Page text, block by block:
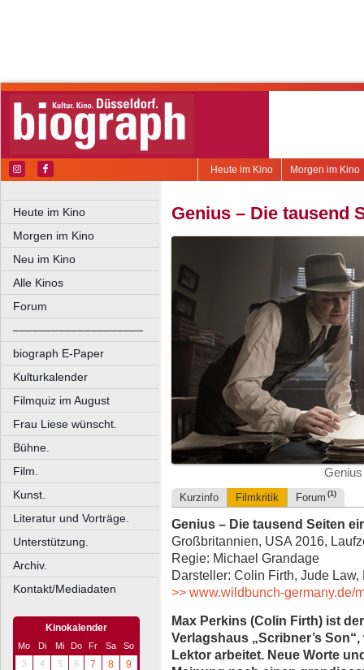
Morgen im Kino
Heute im Kino
Heute im Kino
Morgen im Kino
Neu im Kino
Alle Kinos
Forum
––––––––––––––––––––
biograph E-Paper
Kulturkalender
Filmquiz im August
Frau Liese wünscht.
Bühne.
Film.
Kunst.
Literatur und Vorträge.
Unterstützung.
Archiv.
Kontakt/Mediadaten
Kinokalender
Mo Di Mi Do Fr Sa
So
3
4 5 6 7 8
9
Genius – Die tausend
Kurzinfo Filmkritik Forum (1)
Genius – Die tausend Seiten
Großbritannien, USA 2016,
Regie: Michael Grandage
Darsteller: Colin Firth, Jude
>> www.wildbunch-germany.de/
Max Perkins (Colin Firth) ist
Verlagshaus „Scribner’s
Lektor arbeitet. Neue Worte